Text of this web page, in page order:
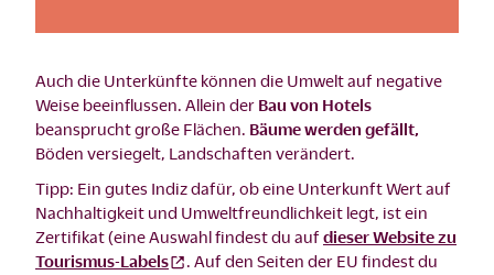
Auch die Unterkünfte können die Umwelt auf negative
Weise beeinflussen. Allein der Bau von Hotels
beansprucht große Flächen. Bäume werden gefällt,
Böden versiegelt, Landschaften verändert.
Tipp: Ein gutes Indiz dafür, ob eine Unterkunft Wert auf
Nachhaltigkeit und Umweltfreundlichkeit legt, ist ein
Zertifikat (eine Auswahl findest du aufdieser Website zu
Tourismus-Labels
. Auf den Seiten der EU findest du